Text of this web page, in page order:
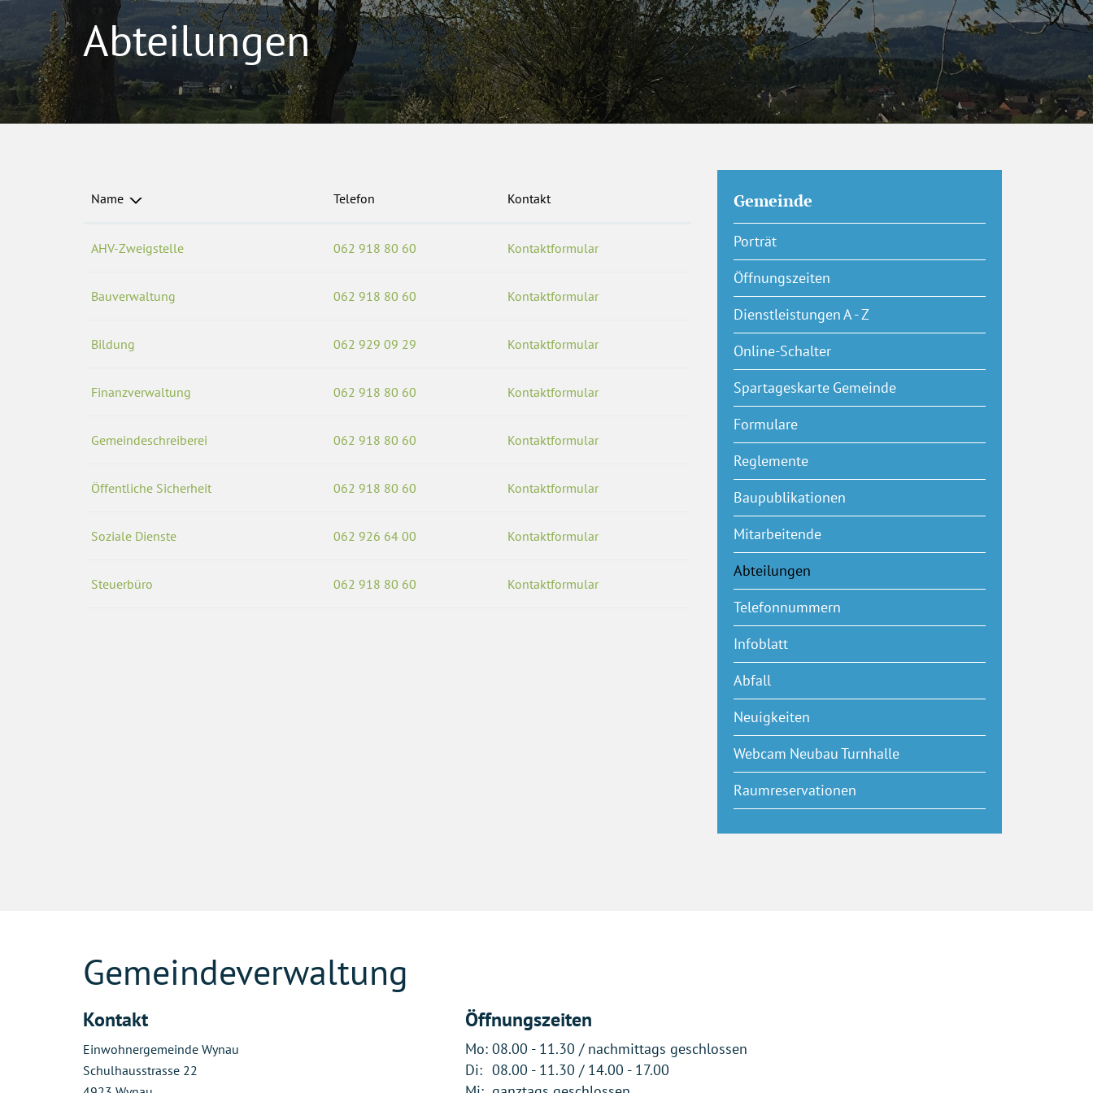
Abteilungen
Name Telefon Kontakt
AHV-Zweigstelle 062 918 80 60 Kontaktformular
Bauverwaltung 062 918 80 60 Kontaktformular
Bildung 062 929 09 29 Kontaktformular
Finanzverwaltung 062 918 80 60 Kontaktformular
Gemeindeschreiberei 062 918 80 60 Kontaktformular
Öffentliche Sicherheit 062 918 80 60 Kontaktformular
Soziale Dienste 062 926 64 00 Kontaktformular
Steuerbüro 062 918 80 60 Kontaktformular
Gemeinde
Porträt
Öffnungszeiten
Dienstleistungen A - Z
Online-Schalter
Spartageskarte Gemeinde
Formulare
Reglemente
Baupublikationen
Mitarbeitende
Abteilungen
Telefonnummern
Infoblatt
Abfall
Neuigkeiten
Webcam Neubau Turnhalle
Raumreservationen
Gemeindeverwaltung
Kontakt
Einwohnergemeinde Wynau
Schulhausstrasse 22
Öffnungszeiten
Mo: 08.00 - 11.30 / nachmittags geschlossen
Di: 08.00 - 11.30 / 14.00 - 17.00